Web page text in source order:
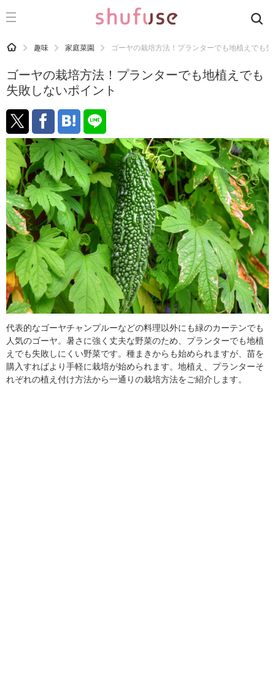
CATEGORY 記事カテゴリ
運気
洗濯
生活の知恵
お金
掃除
マナー
趣味
食材辞典
おすすめ
HOME 趣味 家庭菜園 ゴーヤの栽培方法！プランターでも地植えでも
ゴーヤの栽培方法！プランターでも地植えでも
失敗しないポイント
代表的なゴーヤチャンプルーなどの料理以外にも緑のカーテンでも
人気のゴーヤ。暑さに強く丈夫な野菜のため、プランターでも地植
えでも失敗しにくい野菜です。種まきからも始められますが、苗を
購入すればより手軽に栽培が始められます。地植え、プランターそ
れぞれの植え付け方法から一通りの栽培方法をご紹介します。